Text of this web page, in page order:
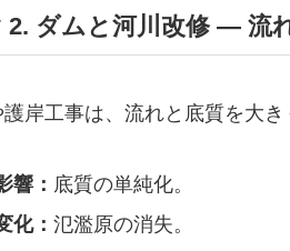
ダムと河川改修 ― 流
護岸工事は、流れと底質を大
響： 底質の単純化。
化： 氾濫原の消失。